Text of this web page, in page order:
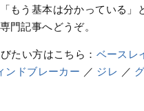
もう基本は分かっている」
門記事へどうぞ。
たい方はこちら： ベースレ
ンドブレーカー ／ ジレ ／